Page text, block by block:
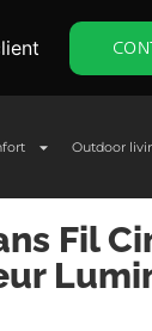
Outdoor
Fil